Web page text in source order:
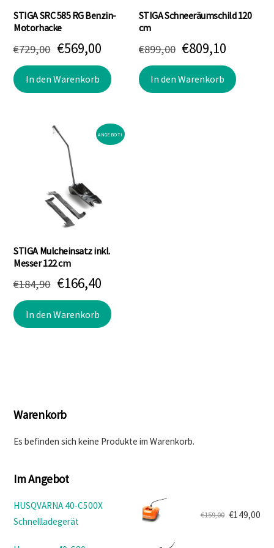
STIGA SRC 585 RG Benzin-
Motorhacke
€729,00 Ursprünglicher
Preis
war:
€569,00Aktueller
Preis
ist:
In den Warenkorb
STIGA Schneeräumschild 120
cm
€899,00 Ursprünglicher
Preis
war:
€809,10
Preis
ist:
In den Warenkorb
ANGEBOT!
STIGA Mulcheinsatz inkl.
Messer 122 cm
€184,90 Ursprünglicher
Preis
war:
€166,40Aktueller
Preis
ist:
In den Warenkorb
Warenkorb
Es befinden sich keine Produkte im Warenkorb.
Im Angebot
HUSQVARNA 40-C500X
Schnellladegerät
€159,00
Ursprünglicher
€149,00
Aktueller